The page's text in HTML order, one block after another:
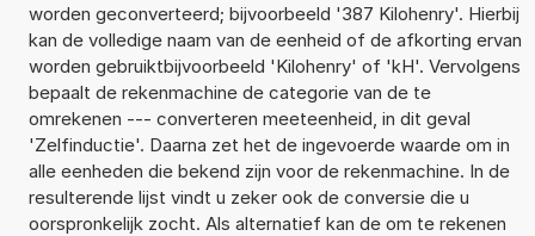
worden geconverteerd; bijvoorbeeld '387 Kilohenry'. Hierbij
kan de volledige naam van de eenheid of de afkorting ervan
worden gebruiktbijvoorbeeld 'Kilohenry' of 'kH'. Vervolgens
bepaalt de rekenmachine de categorie van de te
omrekenen --- converteren meeteenheid, in dit geval
'Zelfinductie'. Daarna zet het de ingevoerde waarde om in
alle eenheden die bekend zijn voor de rekenmachine. In de
resulterende lijst vindt u zeker ook de conversie die u
oorspronkelijk zocht. Als alternatief kan de om te rekenen